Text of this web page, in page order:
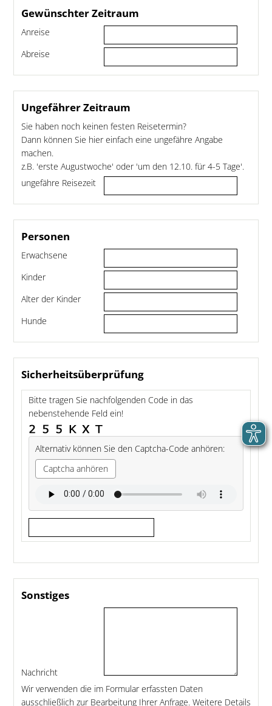
Gewünschter Zeitraum
Anreise
Abreise
Ungefährer Zeitraum
Sie haben noch keinen festen Reisetermin?
Dann können Sie hier einfach eine ungefähre Angabe
machen.
z.B. 'erste Augustwoche' oder 'um den 12.10. für 4-5 Tage'.
ungefähre Reisezeit
Personen
Erwachsene
Kinder
Alter der Kinder
Hunde
Sicherheitsüberprüfung
Bitte tragen Sie nachfolgenden Code in das
nebenstehende Feld ein!
Alternativ können Sie den Captcha-Code anhören:
Captcha anhören
Sonstiges
Nachricht
Wir verwenden die im Formular erfassten Daten
ausschließlich zur Bearbeitung Ihrer Anfrage. Weitere Details